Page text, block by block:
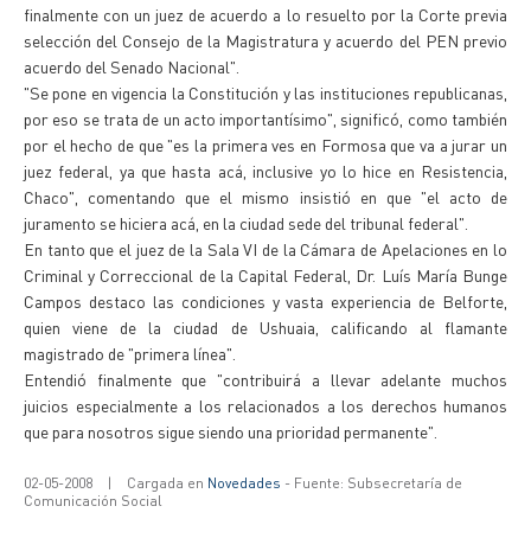
finalmente con un juez de acuerdo a lo resuelto por la Corte previa
selección del Consejo de la Magistratura y acuerdo del PEN previo
acuerdo del Senado Nacional".
"Se pone en vigencia la Constitución y las instituciones republicanas,
por eso se trata de un acto importantísimo", significó, como también
por el hecho de que "es la primera ves en Formosa que va a jurar un
juez federal, ya que hasta acá, inclusive yo lo hice en Resistencia,
Chaco", comentando que el mismo insistió en que "el acto de
juramento se hiciera acá, en la ciudad sede del tribunal federal".
En tanto que el juez de la Sala VI de la Cámara de Apelaciones en lo
Criminal y Correccional de la Capital Federal, Dr. Luís María Bunge
Campos destaco las condiciones y vasta experiencia de Belforte,
quien viene de la ciudad de Ushuaia, calificando al flamante
magistrado de "primera línea".
Entendió finalmente que "contribuirá a llevar adelante muchos
juicios especialmente a los relacionados a los derechos humanos
que para nosotros sigue siendo una prioridad permanente".
02-05-2008 | Cargada en Novedades - Fuente: Subsecretaría de
Comunicación Social